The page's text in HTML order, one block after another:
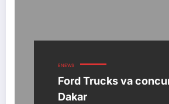
ENEWS
Ford Trucks va
Dakar